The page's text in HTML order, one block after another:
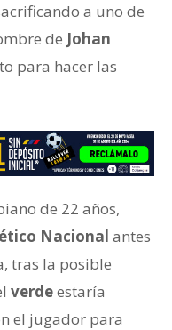
a uno de
de Johan
para hacer las
de 22 años,
Nacional antes
tras la posible
verdeestaría
el jugador para